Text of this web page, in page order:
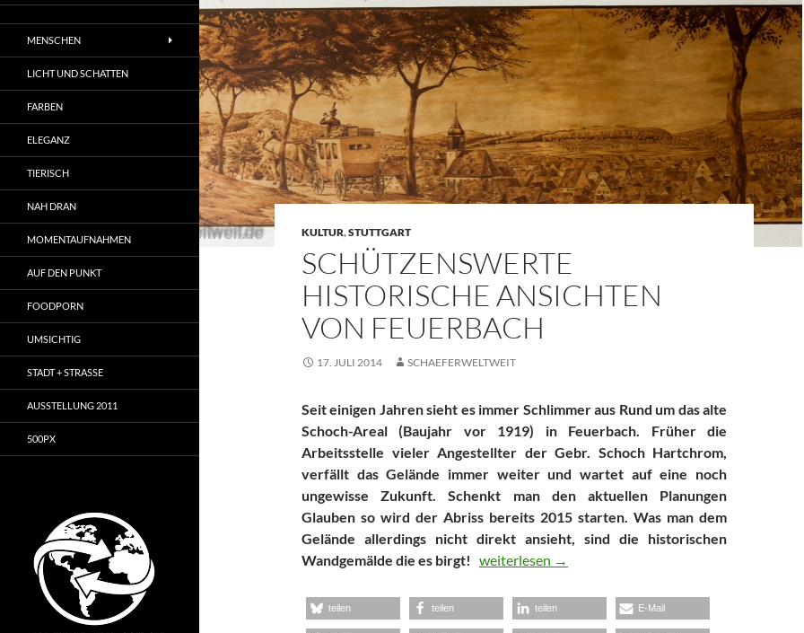
KULTUR,STUTTGART
SCHÜTZENSWERTE
HISTORISCHE ANSICHTEN
VON FEUERBACH
17. JULI 2014 SCHAEFERWELTWEIT
Seit einigen Jahren sieht es immer Schlimmer aus Rund um das alte
Schoch-Areal (Baujahr vor 1919) in Feuerbach. Früher die
Arbeitsstelle vieler Angestellter der Gebr. Schoch Hartchrom,
verfällt das Gelände immer weiter und wartet auf eine noch
ungewisse Zukunft. Schenkt man den aktuellen Planungen
Glauben so wird der Abriss bereits 2015 starten. Was man dem
Gelände allerdings nicht direkt ansieht, sind die historischen
Wandgemälde die es birgt! Schützenswerte historische Ansichten von
weiterlesen →
teilen teilen teilen E-Mail
MENSCHEN
LICHT UND SCHATTEN
FARBEN
ELEGANZ
TIERISCH
NAH DRAN
MOMENTAUFNAHMEN
AUF DEN PUNKT
FOODPORN
UMSICHTIG
STADT + STRASSE
AUSSTELLUNG 2011
500PX